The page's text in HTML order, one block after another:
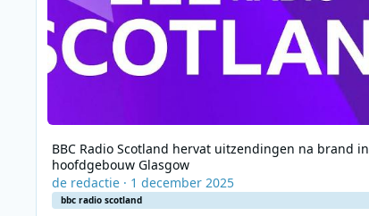
BBC Radio Scotland hervat uitzendingen na brand in
hoofdgebouw Glasgow
de redactie· 1 december 2025
bbc radio scotland